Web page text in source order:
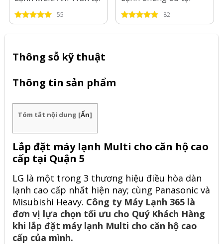
Tp.HCM-2026
55
Long An-2026
82
Thông sỗ kỹ thuật
Thông tin sản phẩm
Tóm tắt nội dung [Ẩn]
Lắp đặt máy lạnh Multi cho căn hộ cao
cấp tại Quận 5
LG là một trong 3 thương hiệu điều hòa dàn
lạnh cao cấp nhất hiện nay; cùng Panasonic và
Misubishi Heavy. Công ty Máy Lạnh 365 là
đơn vị lựa chọn tối ưu cho Quý Khách Hàng
khi lắp đặt máy lạnh Multi cho căn hộ cao
cấp của mình.